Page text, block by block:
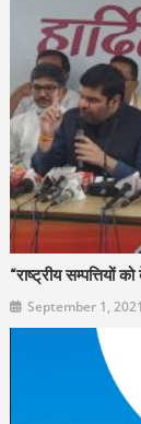
“राष्ट्रीय
September 1, 2021